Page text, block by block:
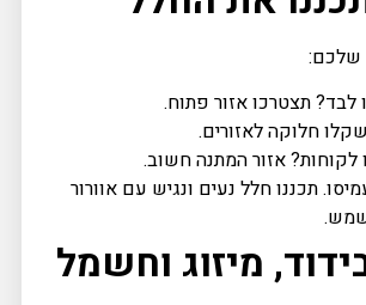
שלכם:
תצטרכו אזור פתוח.
חלוקה לאזורים.
אזור המתנה חשוב.
תכננו חלל נעים ונגיש עם אוורור
שמש.